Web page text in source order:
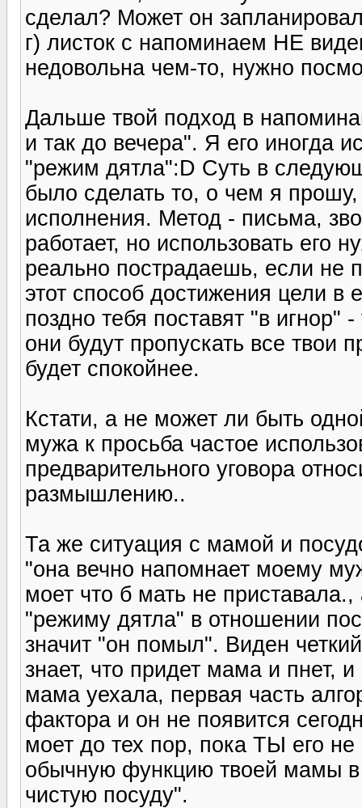
сделал? Может он
г) листок с напоминаем НЕ
недовольна чем-то, нужно
Дальше твой подход в
и так до вечера". Я его иногда
"режим дятла":D Суть в
было сделать то, о чем я
исполнения. Метод - письма,
работает, но использовать
реально пострадаешь, если не
этот способ достижения цели в
поздно тебя поставят "в
они будут пропускать все твои
будет спокойнее.
Кстати, а не может ли быть
мужа к просьба частое
предварительного уговора
размышлению..
Та же ситуация с мамой и
"она вечно напомнает моему
моет что б мать не
"режиму дятла" в отношении
значит "он помыл". Виден
знает, что придет мама и пнет,
мама уехала, первая часть
фактора и он не появится
моет до тех пор, пока ТЫ его
обычную функцию твоей мамы
чистую посуду".